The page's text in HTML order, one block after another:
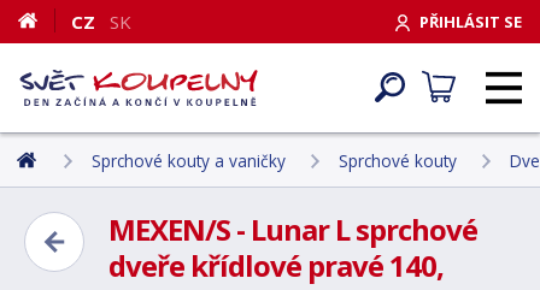
PŘIHLÁSIT SE
CZ SK
Sprchové kouty a vaničky Sprchové kouty
MEXEN/S - Lunar L sprchové
dveře křídlové pravé 140,